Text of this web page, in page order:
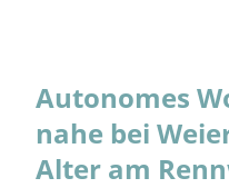
Autonomes
nahe bei
Alter am